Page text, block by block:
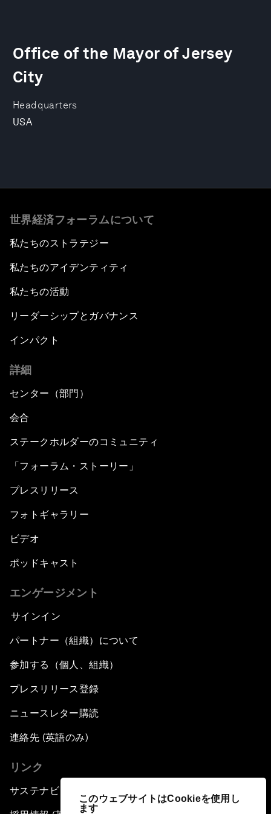
このウェブサイトはCookieを使用し
ます
Headquarters
USA
Office of the Mayor of Jersey
City
世界経済フォーラムについて
私たちのストラテジー
私たちのアイデンティティ
私たちの活動
リーダーシップとガバナンス
インパクト
詳細
センター（部門）
会合
ステークホルダーのコミュニティ
「フォーラム・ストーリー」
プレスリリース
フォトギャラリー
ビデオ
ポッドキャスト
エンゲージメント
サインイン
パートナー（組織）について
参加する（個人、組織）
プレスリリース登録
ニュースレター購読
連絡先 (英語のみ)
リンク
サステナビリティへの取り組み